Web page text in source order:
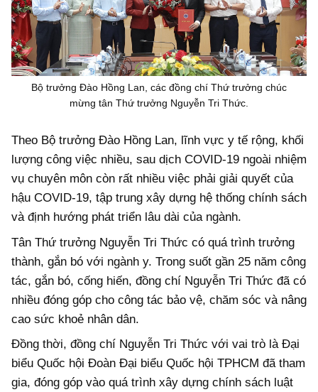
Bộ trưởng Đào Hồng Lan, các đồng chí Thứ trưởng chúc
mừng tân Thứ trưởng Nguyễn Tri Thức.
Theo Bộ trưởng Đào Hồng Lan, lĩnh vực y tế rộng, khối
lượng công việc nhiều, sau dịch COVID-19 ngoài nhiệm
vụ chuyên môn còn rất nhiều việc phải giải quyết của
hậu COVID-19, tập trung xây dựng hệ thống chính sách
và định hướng phát triển lâu dài của ngành.
Tân Thứ trưởng Nguyễn Tri Thức có quá trình trưởng
thành, gắn bó với ngành y. Trong suốt gần 25 năm công
tác, gắn bó, cống hiến, đồng chí Nguyễn Tri Thức đã có
nhiều đóng góp cho công tác bảo vệ, chăm sóc và nâng
cao sức khoẻ nhân dân.
Đồng thời, đồng chí Nguyễn Tri Thức với vai trò là Đại
biểu Quốc hội Đoàn Đại biểu Quốc hội TPHCM đã tham
gia, đóng góp vào quá trình xây dựng chính sách luật